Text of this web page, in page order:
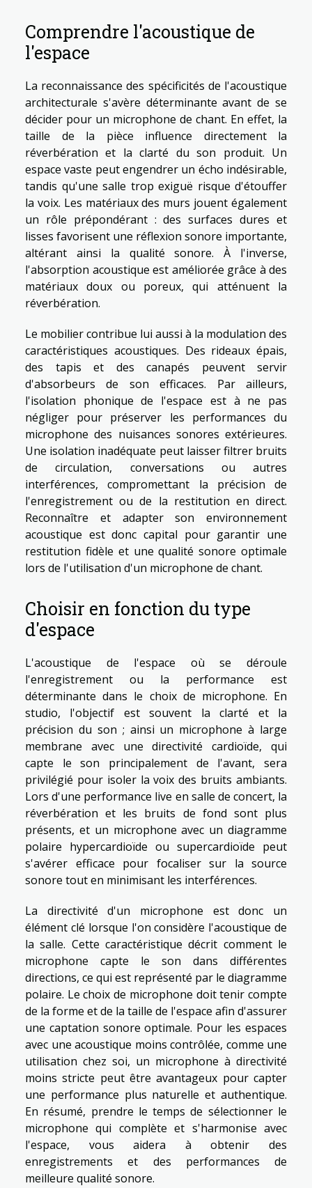
Comprendre l'acoustique de
l'espace
La reconnaissance des spécificités de l'acoustique
architecturale s'avère déterminante avant de se
décider pour un microphone de chant. En effet, la
taille de la pièce influence directement la
réverbération et la clarté du son produit. Un
espace vaste peut engendrer un écho indésirable,
tandis qu'une salle trop exiguë risque d'étouffer
la voix. Les matériaux des murs jouent également
un rôle prépondérant : des surfaces dures et
lisses favorisent une réflexion sonore importante,
altérant ainsi la qualité sonore. À l'inverse,
l'absorption acoustique est améliorée grâce à des
matériaux doux ou poreux, qui atténuent la
réverbération.
Le mobilier contribue lui aussi à la modulation des
caractéristiques acoustiques. Des rideaux épais,
des tapis et des canapés peuvent servir
d'absorbeurs de son efficaces. Par ailleurs,
l'isolation phonique de l'espace est à ne pas
négliger pour préserver les performances du
microphone des nuisances sonores extérieures.
Une isolation inadéquate peut laisser filtrer bruits
de circulation, conversations ou autres
interférences, compromettant la précision de
l'enregistrement ou de la restitution en direct.
Reconnaître et adapter son environnement
acoustique est donc capital pour garantir une
restitution fidèle et une qualité sonore optimale
lors de l'utilisation d'un microphone de chant.
Choisir en fonction du type
d'espace
L'acoustique de l'espace où se déroule
l'enregistrement ou la performance est
déterminante dans le choix de microphone. En
studio, l'objectif est souvent la clarté et la
précision du son ; ainsi un microphone à large
membrane avec une directivité cardioïde, qui
capte le son principalement de l'avant, sera
privilégié pour isoler la voix des bruits ambiants.
Lors d'une performance live en salle de concert, la
réverbération et les bruits de fond sont plus
présents, et un microphone avec un diagramme
polaire hypercardioïde ou supercardioïde peut
s'avérer efficace pour focaliser sur la source
sonore tout en minimisant les interférences.
La directivité d'un microphone est donc un
élément clé lorsque l'on considère l'acoustique de
la salle. Cette caractéristique décrit comment le
microphone capte le son dans différentes
directions, ce qui est représenté par le diagramme
polaire. Le choix de microphone doit tenir compte
de la forme et de la taille de l'espace afin d'assurer
une captation sonore optimale. Pour les espaces
avec une acoustique moins contrôlée, comme une
utilisation chez soi, un microphone à directivité
moins stricte peut être avantageux pour capter
une performance plus naturelle et authentique.
En résumé, prendre le temps de sélectionner le
microphone qui complète et s'harmonise avec
l'espace, vous aidera à obtenir des
enregistrements et des performances de
meilleure qualité sonore.